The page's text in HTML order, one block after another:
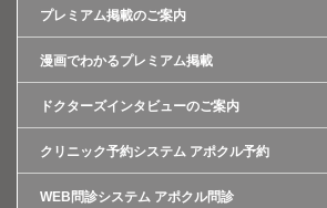
プレミアム掲載のご案内
漫画でわかるプレミアム掲載
ドクターズインタビューのご案内
クリニック予約システム アポクル予約
WEB問診システム アポクル問診